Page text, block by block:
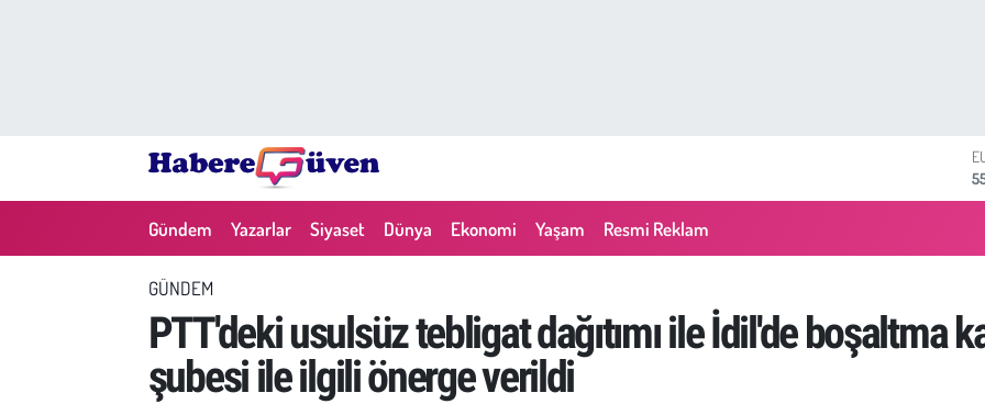
Gündem Yazarlar Siyaset Dünya Ekonomi Yaşam Resmi Reklam
GÜNDEM
PTT'deki usulsüz tebligat dağıtımı ile İdil'de boşaltma
şubesi ile ilgili önerge verildi
Siyaset
Süper Lig Puan Durumu ve Fikstür
Son Dakika Haberleri